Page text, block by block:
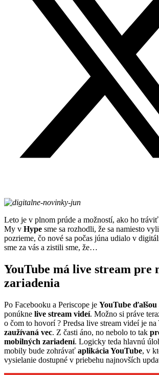
Leto je v plnom prúde a možností, ako ho
My v Hype sme sa rozhodli, že sa namiesto
pozrieme, čo nové sa počas júna udialo v
sme za vás a zistili sme, že…
YouTube má live stream pre
zariadenia
Po Facebooku a Periscope je YouTube ďalšou
ponúkne live stream videí. Možno si práve
o čom to hovorí ? Predsa live stream videí je na
zaužívaná vec. Z časti áno, no nebolo to tak
mobilných zariadení. Logicky teda hlavnú
mobily bude zohrávať aplikácia YouTube, v
vysielanie dostupné v priebehu najnovších